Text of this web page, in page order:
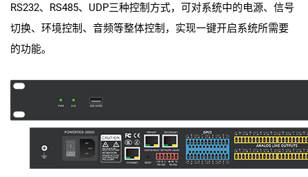
RS232、RS485、UDP三种控制方式，可对系统中的电源、信号
切换、环境控制、音频等整体控制，实现一键开启系统所需要
的功能。